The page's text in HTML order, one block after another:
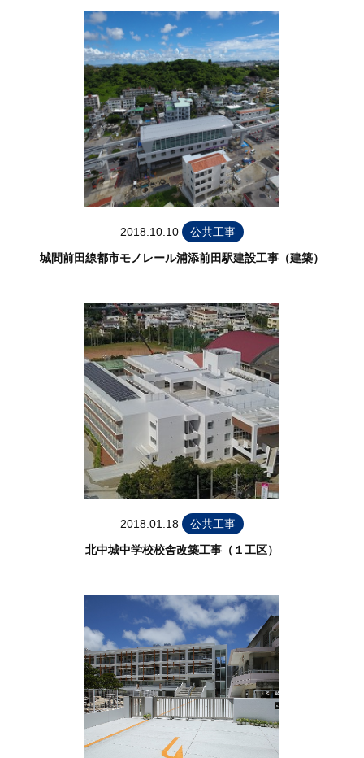
2018.10.10
公共工事
城間前田線都市モノレール浦添前田駅建設工事（建築）
2018.01.18
公共工事
北中城中学校校舎改築工事（１工区）